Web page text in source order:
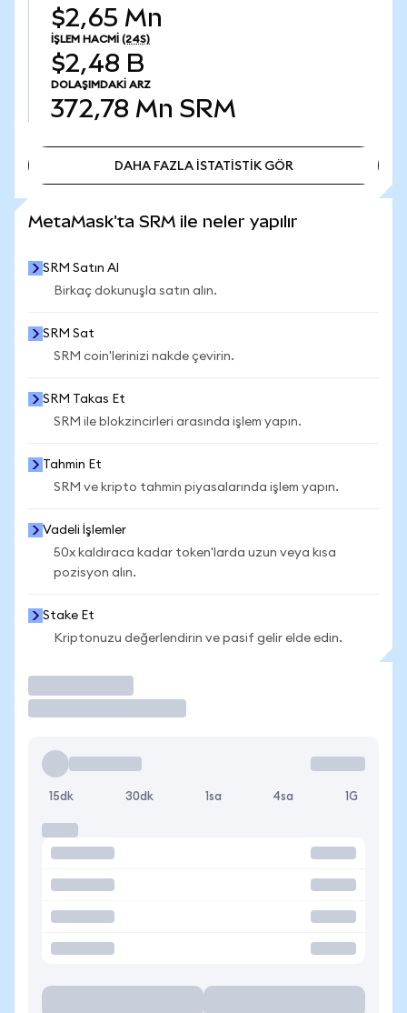
$2,65 Mn
İŞLEM HACMI (24S)
$2,48 B
DOLAŞIMDAKI ARZ
372,78 Mn SRM
DAHA FAZLA İSTATİSTİK GÖR
MetaMask'ta SRM ile neler yapılır
SRM Satın Al
Birkaç dokunuşla satın alın.
SRM Sat
SRM coin'lerinizi nakde çevirin.
SRM Takas Et
SRM ile blokzincirleri arasında işlem yapın.
Tahmin Et
SRM ve kripto tahmin piyasalarında işlem yapın.
Vadeli İşlemler
50x kaldıraca kadar token'larda uzun veya kısa
pozisyon alın.
Stake Et
Kriptonuzu değerlendirin ve pasif gelir elde edin.
15dk 30dk 1sa 4sa 1G